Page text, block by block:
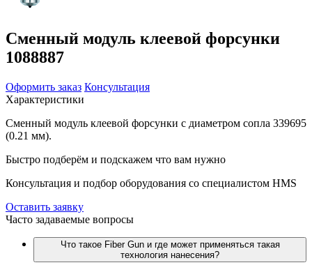
Сменный модуль клеевой форсунки
1088887
Оформить заказ Консультация
Характеристики
Сменный модуль клеевой форсунки с диаметром сопла 339695
(0.21 мм).
Быстро подберём и подскажем что вам нужно
Консультация и подбор оборудования со специалистом HMS
Оставить заявку
Часто задаваемые вопросы
Что такое Fiber Gun и где может применяться такая
технология нанесения?